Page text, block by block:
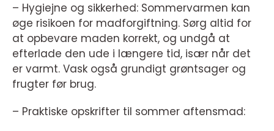
– Hygiejne og sikkerhed: Sommervarmen kan
øge risikoen for madforgiftning. Sørg altid for
at opbevare maden korrekt, og undgå at
efterlade den ude i længere tid, især når det
er varmt. Vask også grundigt grøntsager og
frugter før brug.
– Praktiske opskrifter til sommer aftensmad: